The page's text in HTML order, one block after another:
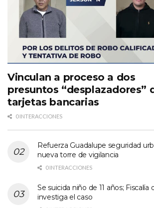
Vinculan a proceso a dos
presuntos “desplazadores”
tarjetas bancarias
0 INTERACCIONES
Refuerza Guadalupe seguridad
nueva torre de vigilancia
0 INTERACCIONES
Se suicida niño de 11 años; Fiscalía
investiga el caso